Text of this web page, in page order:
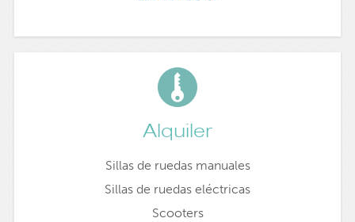
Alquiler
Sillas de ruedas manuales
Sillas de ruedas eléctricas
Scooters